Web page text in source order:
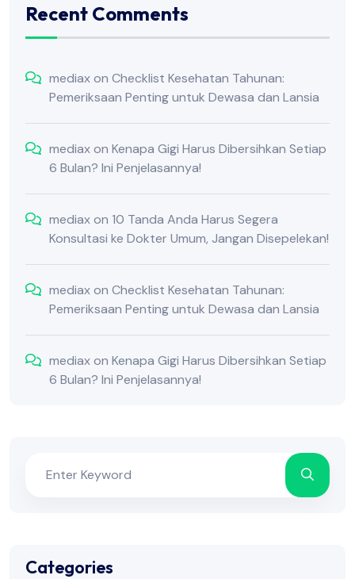
Recent Comments
mediaxon Checklist Kesehatan Tahunan:
Pemeriksaan Penting untuk Dewasa dan Lansia
mediaxon Kenapa Gigi Harus Dibersihkan Setiap
6 Bulan? Ini Penjelasannya!
mediaxon 10 Tanda Anda Harus Segera
Konsultasi ke Dokter Umum, Jangan Disepelekan!
mediaxon Checklist Kesehatan Tahunan:
Pemeriksaan Penting untuk Dewasa dan Lansia
mediaxon Kenapa Gigi Harus Dibersihkan Setiap
6 Bulan? Ini Penjelasannya!
Categories